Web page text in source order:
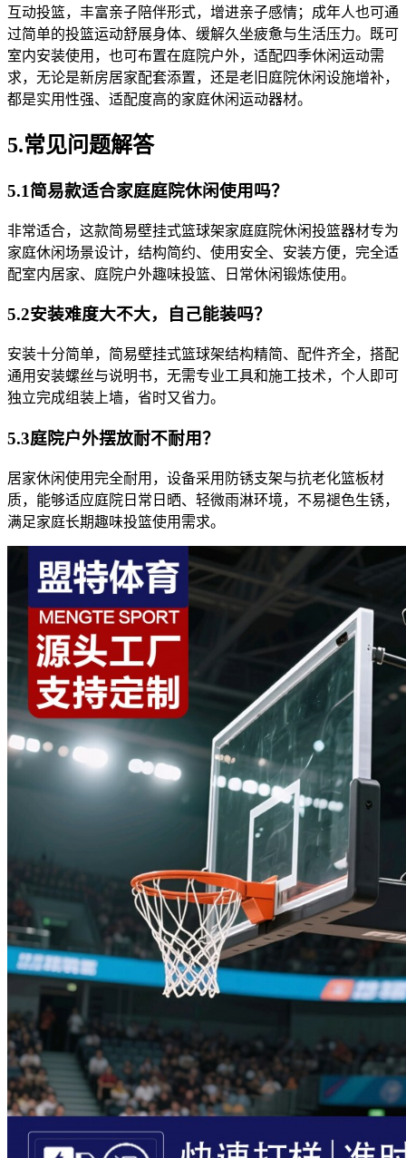
互动投篮，丰富亲子陪伴形式，增进亲子感情；成年人也可通
过简单的投篮运动舒展身体、缓解久坐疲惫与生活压力。既可
室内安装使用，也可布置在庭院户外，适配四季休闲运动需
求，无论是新房居家配套添置，还是老旧庭院休闲设施增补，
都是实用性强、适配度高的家庭休闲运动器材。
5.常见问题解答
5.1简易款适合家庭庭院休闲使用吗？
非常适合，这款简易壁挂式篮球架家庭庭院休闲投篮器材专为
家庭休闲场景设计，结构简约、使用安全、安装方便，完全适
配室内居家、庭院户外趣味投篮、日常休闲锻炼使用。
5.2安装难度大不大，自己能装吗？
安装十分简单，简易壁挂式篮球架结构精简、配件齐全，搭配
通用安装螺丝与说明书，无需专业工具和施工技术，个人即可
独立完成组装上墙，省时又省力。
5.3庭院户外摆放耐不耐用？
居家休闲使用完全耐用，设备采用防锈支架与抗老化篮板材
质，能够适应庭院日常日晒、轻微雨淋环境，不易褪色生锈，
满足家庭长期趣味投篮使用需求。